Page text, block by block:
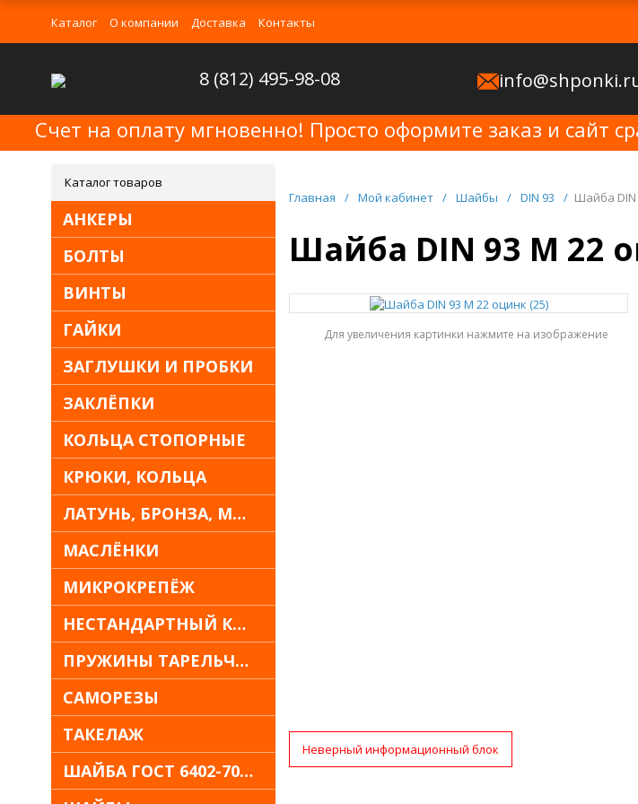
Каталог О компании Доставка Контакты
8 (812) 495-98-08
Счет на оплату мгновенно! Просто оформите заказ и сайт
Каталог товаров
АНКЕРЫ
БОЛТЫ
ВИНТЫ
ГАЙКИ
ЗАГЛУШКИ И ПРОБКИ
ЗАКЛЁПКИ
КОЛЬЦА СТОПОРНЫЕ
КРЮКИ, КОЛЬЦА
ЛАТУНЬ, БРОНЗА, МЕДЬ
МАСЛЁНКИ
МИКРОКРЕПЁЖ
НЕСТАНДАРТНЫЙ КРЕПЁЖ
ПРУЖИНЫ ТАРЕЛЬЧАТЫЕ
САМОРЕЗЫ
ТАКЕЛАЖ
ШАЙБА ГОСТ 6402-70 30Х13
Главная / Мой кабинет / Шайбы / DIN 93 / Шайба DIN
Шайба DIN 93 M 22
Для увеличения картинки нажмите на изображение
Неверный информационный блок